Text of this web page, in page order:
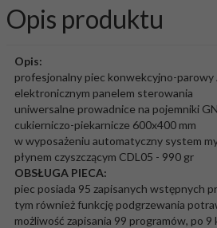
Opis produktu
Opis:
profesjonalny piec konwekcyjno-parowy
elektronicznym panelem sterowania
uniwersalne prowadnice na pojemniki
cukierniczo-piekarnicze 600x400 mm
w wyposażeniu automatyczny system
płynem czyszczącym CDL05 - 990 gr
OBSŁUGA PIECA:
piec posiada 95 zapisanych wstępnych
tym również funkcję podgrzewania
możliwość zapisania 99 programów, po 9